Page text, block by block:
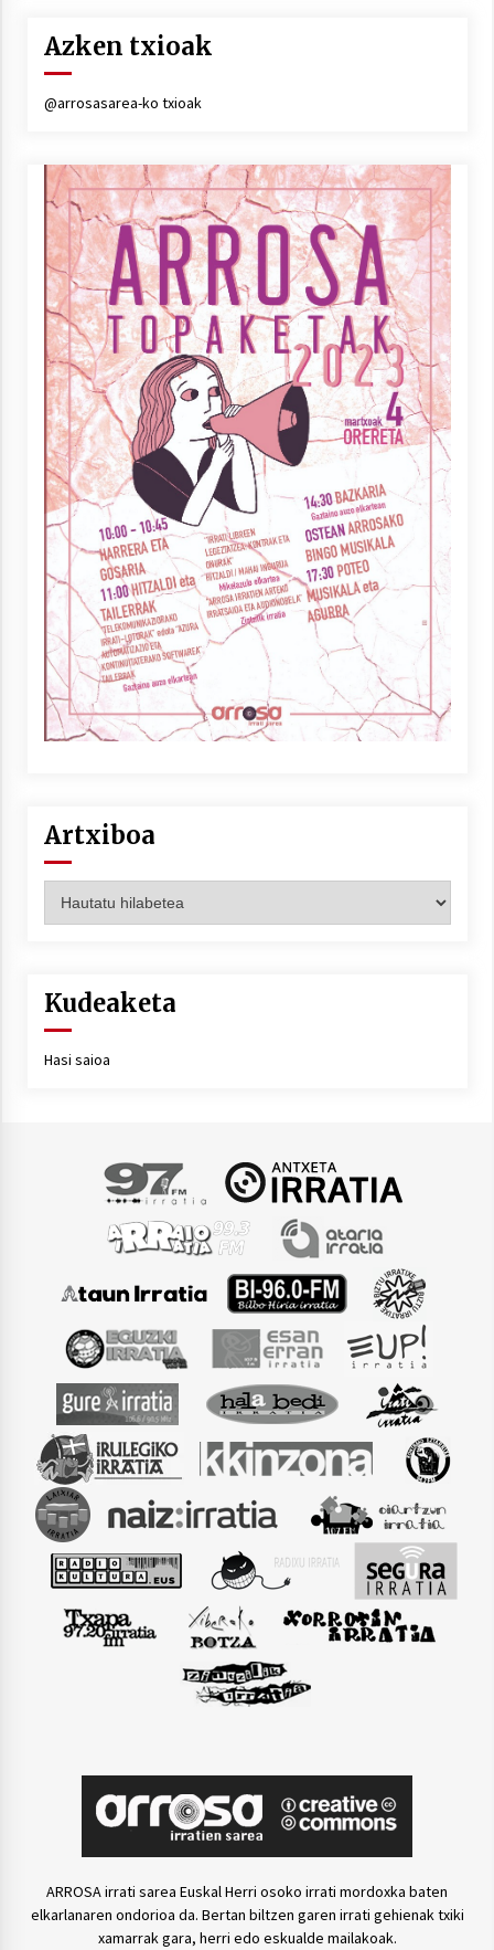
Azken txioak
@arrosasarea-ko txioak
Artxiboa
Kudeaketa
Hasi saioa
ARROSA irrati sarea Euskal Herri osoko irrati mordoxka baten
elkarlanaren ondorioa da. Bertan biltzen garen irrati gehienak txiki
xamarrak gara, herri edo eskualde mailakoak.